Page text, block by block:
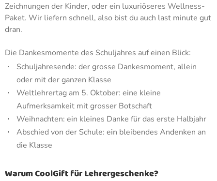
Zeichnungen der Kinder, oder ein luxuriöseres Wellness-
Paket. Wir liefern schnell, also bist du auch last minute gut
dran.
Die Dankesmomente des Schuljahres auf einen Blick:
Schuljahresende: der grosse Dankesmoment, allein
oder mit der ganzen Klasse
Weltlehrertag am 5. Oktober: eine kleine
Aufmerksamkeit mit grosser Botschaft
Weihnachten: ein kleines Danke für das erste Halbjahr
Abschied von der Schule: ein bleibendes Andenken an
die Klasse
Warum CoolGift für Lehrergeschenke?